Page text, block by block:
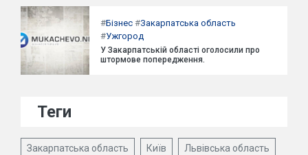
#Бізнес #Закарпатська область
#Ужгород
У Закарпатській області оголосили про
штормове попередження.
Теги
Закарпатська область Київ Львівська область